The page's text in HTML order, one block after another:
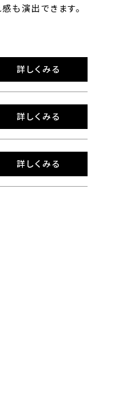
も演出できます。
詳しくみる
詳しくみる
詳しくみる